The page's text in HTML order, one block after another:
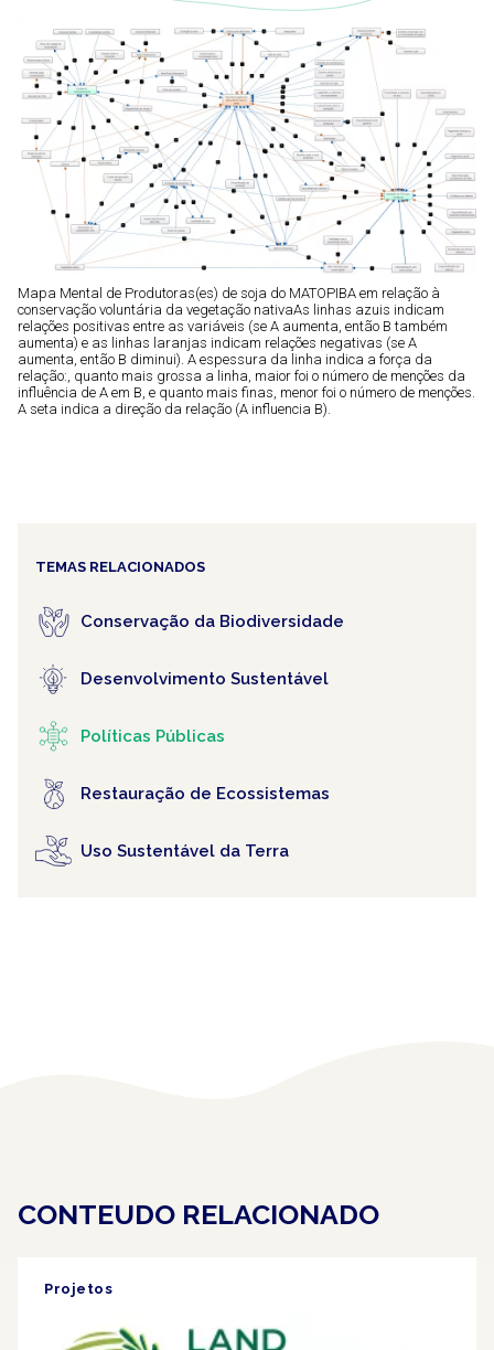
Mapa Mental de Produtoras(es) de soja do MATOPIBA em relação à
conservação voluntária da vegetação nativaAs linhas azuis indicam
relações positivas entre as variáveis (se A aumenta, então B também
aumenta) e as linhas laranjas indicam relações negativas (se A
aumenta, então B diminui). A espessura da linha indica a força da
relação:, quanto mais grossa a linha, maior foi o número de menções da
influência de A em B, e quanto mais finas, menor foi o número de menções.
A seta indica a direção da relação (A influencia B).
TEMAS RELACIONADOS
Conservação da Biodiversidade
Desenvolvimento Sustentável
Políticas Públicas
Restauração de Ecossistemas
Uso Sustentável da Terra
CONTEUDO RELACIONADO
Projetos